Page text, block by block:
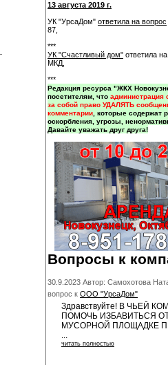
13 августа 2019 г.
УК "УрсаДом" ответила на вопрос
87,
***
УК "Счастливый дом" ответила
МКД,
***
Редакция ресурса "ЖКХ
посетителям, что администрация
за собой право УДАЛЯТЬ
комментарии , которые содержат
оскорбления, угрозы,
Давайте уважать друг друга!
Вопросы к
30.9.2023 Автор: Самохотова
вопрос к ООО "УрсаДом"
Здравствуйте! В ЧЬЕЙ
ПОМОЧЬ ИЗБАВИТЬСЯ
МУСОРНОЙ ПЛОЩАДКЕ
...
читать полностью